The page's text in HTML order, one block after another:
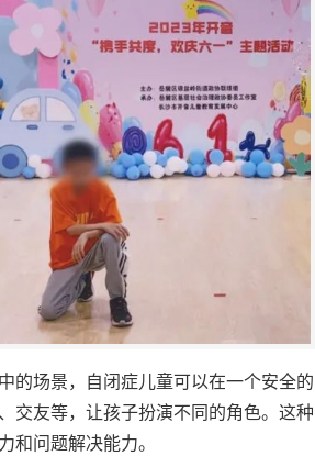
的场景，自闭症儿童可以在一个安全的
交友等，让孩子扮演不同的角色。这种
问题解决能力。